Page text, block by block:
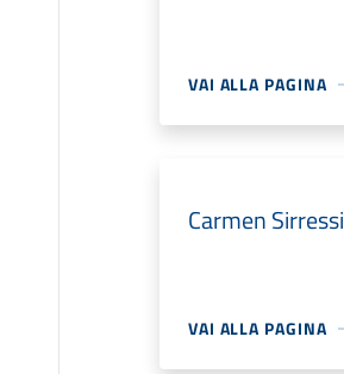
VAI ALLA PAGINA
Carmen Sirressi
VAI ALLA PAGINA